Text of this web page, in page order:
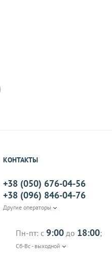
КОНТАКТЫ
+38 (050) 676-04-56
+38 (096) 846-04-76
Другие операторы
Пн-пт: с 9:00до 18:00;
Сб-Вс - выходной